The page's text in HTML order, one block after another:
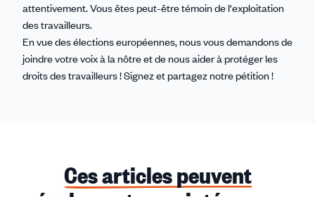
attentivement. Vous êtes peut-être témoin de l'exploitation
des travailleurs.
En vue des élections européennes, nous vous demandons de
joindre votre voix à la nôtre et de nous aider à protéger les
droits des travailleurs ! Signez et partagez notre pétition !
Ces articles peuvent